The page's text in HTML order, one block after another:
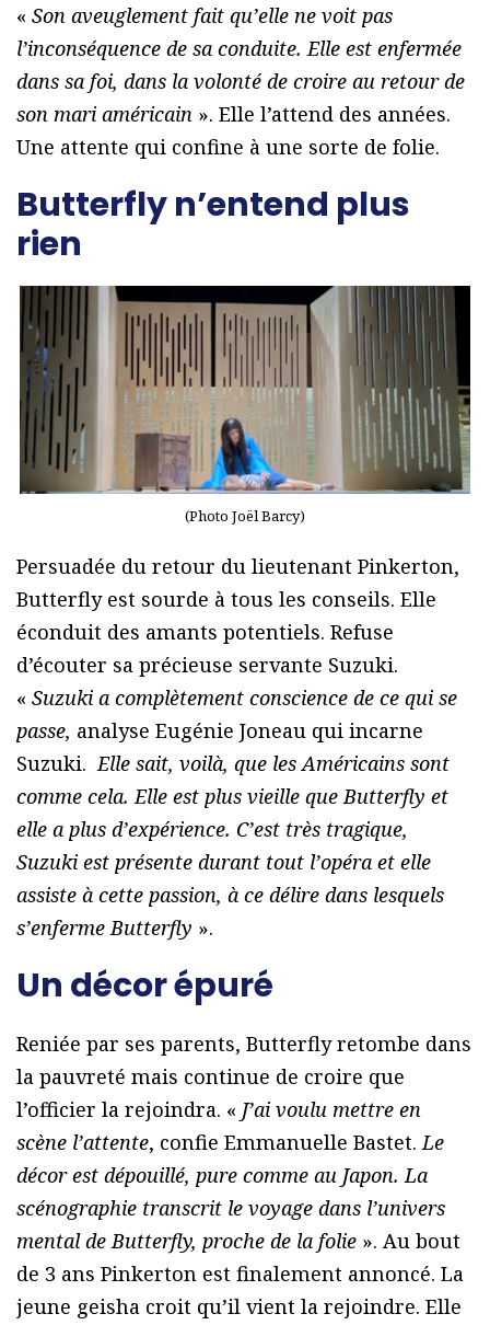
« Son aveuglement fait qu’elle ne voit pas
l’inconséquence de sa conduite. Elle est enfermée
dans sa foi, dans la volonté de croire au retour de
son mari américain ». Elle l’attend des années.
Une attente qui confine à une sorte de folie.
Butterfly n’entend plus
rien
(Photo Joël Barcy)
Persuadée du retour du lieutenant Pinkerton,
Butterfly est sourde à tous les conseils. Elle
éconduit des amants potentiels. Refuse
d’écouter sa précieuse servante Suzuki.
« Suzuki a complètement conscience de ce qui se
passe, analyse Eugénie Joneau qui incarne
Suzuki.Elle sait, voilà, que les Américains sont
comme cela. Elle est plus vieille que Butterfly et
elle a plus d’expérience. C’est très tragique,
Suzuki est présente durant tout l’opéra et elle
assiste à cette passion, à ce délire dans lesquels
s’enferme Butterfly ».
Un décor épuré
Reniée par ses parents, Butterfly retombe dans
la pauvreté mais continue de croire que
l’officier la rejoindra. « J’ai voulu mettre en
scène l’attente, confie Emmanuelle Bastet.Le
décor est dépouillé, pure comme au Japon. La
scénographie transcrit le voyage dans l’univers
mental de Butterfly, proche de la folie ». Au bout
de 3 ans Pinkerton est finalement annoncé. La
jeune geisha croit qu’il vient la rejoindre. Elle